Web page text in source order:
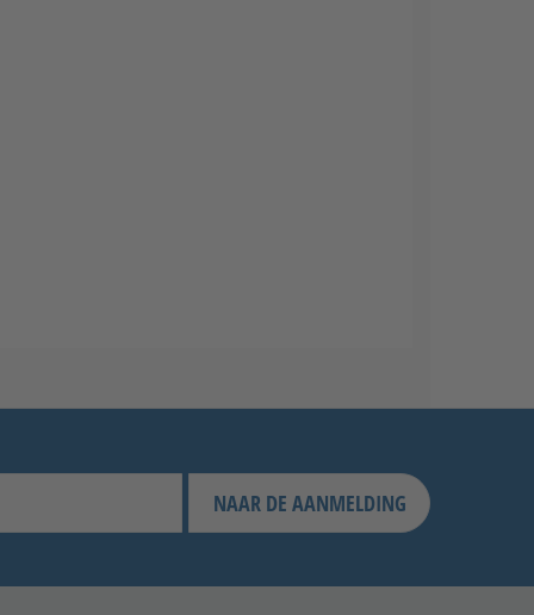
NAAR DE AANMELDING